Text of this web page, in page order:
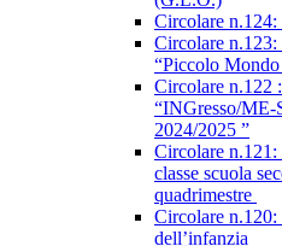
Circolare n.124:
Circolare n.123:
“Piccolo
Circolare n.122
“INGresso/ME-
2024/2025 ”
Circolare
classe scuola
quadrimestre
Circolare n.120:
dell’infanzia